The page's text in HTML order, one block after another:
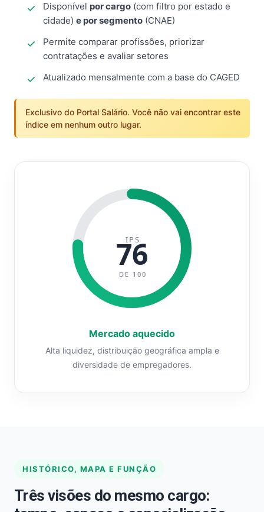
Disponível por cargo (com filtro por estado e
cidade) e por segmento (CNAE)
Permite comparar profissões, priorizar
contratações e avaliar setores
Atualizado mensalmente com a base do CAGED
Exclusivo do Portal Salário. Você não vai encontrar este
índice em nenhum outro lugar.
IPS
76
DE 100
Mercado aquecido
Alta liquidez, distribuição geográfica ampla e
diversidade de empregadores.
HISTÓRICO, MAPA E FUNÇÃO
Três visões do mesmo cargo: